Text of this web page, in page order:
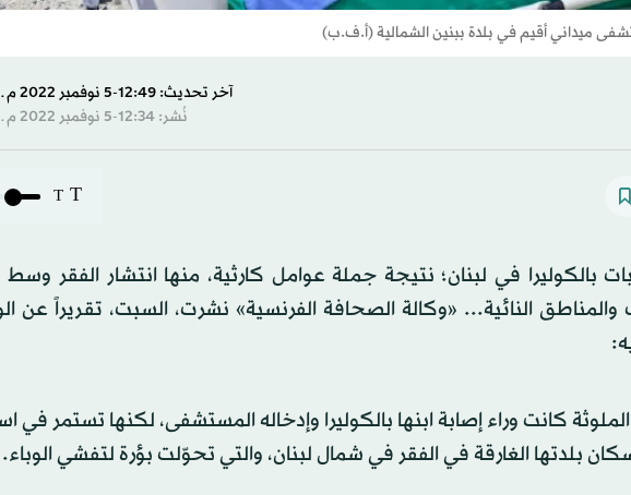
ميداني أقيم في بلدة ببنين الشمالية (أ.ف.ب)
آخر تحديث: 12:49-5 نوفمبر 2022 م ـ 11 ربيع الثاني 1444 هـ
نُشر: 12:34-5 نوفمبر 2022 م ـ 11 ربيع الثاني 1444 هـ
T
T
بالكوليرا في لبنان؛ نتيجة جملة عوامل كارثية، منها انتشار الفقر
والمناطق النائية... «وكالة الصحافة الفرنسية» نشرت، السبت، تقريراً عن
كانت وراء إصابة ابنها بالكوليرا وإدخاله المستشفى، لكنها تستمر في
بلدتها الغارقة في الفقر في شمال لبنان، والتي تحوّلت بؤرة لتفشي الوباء.